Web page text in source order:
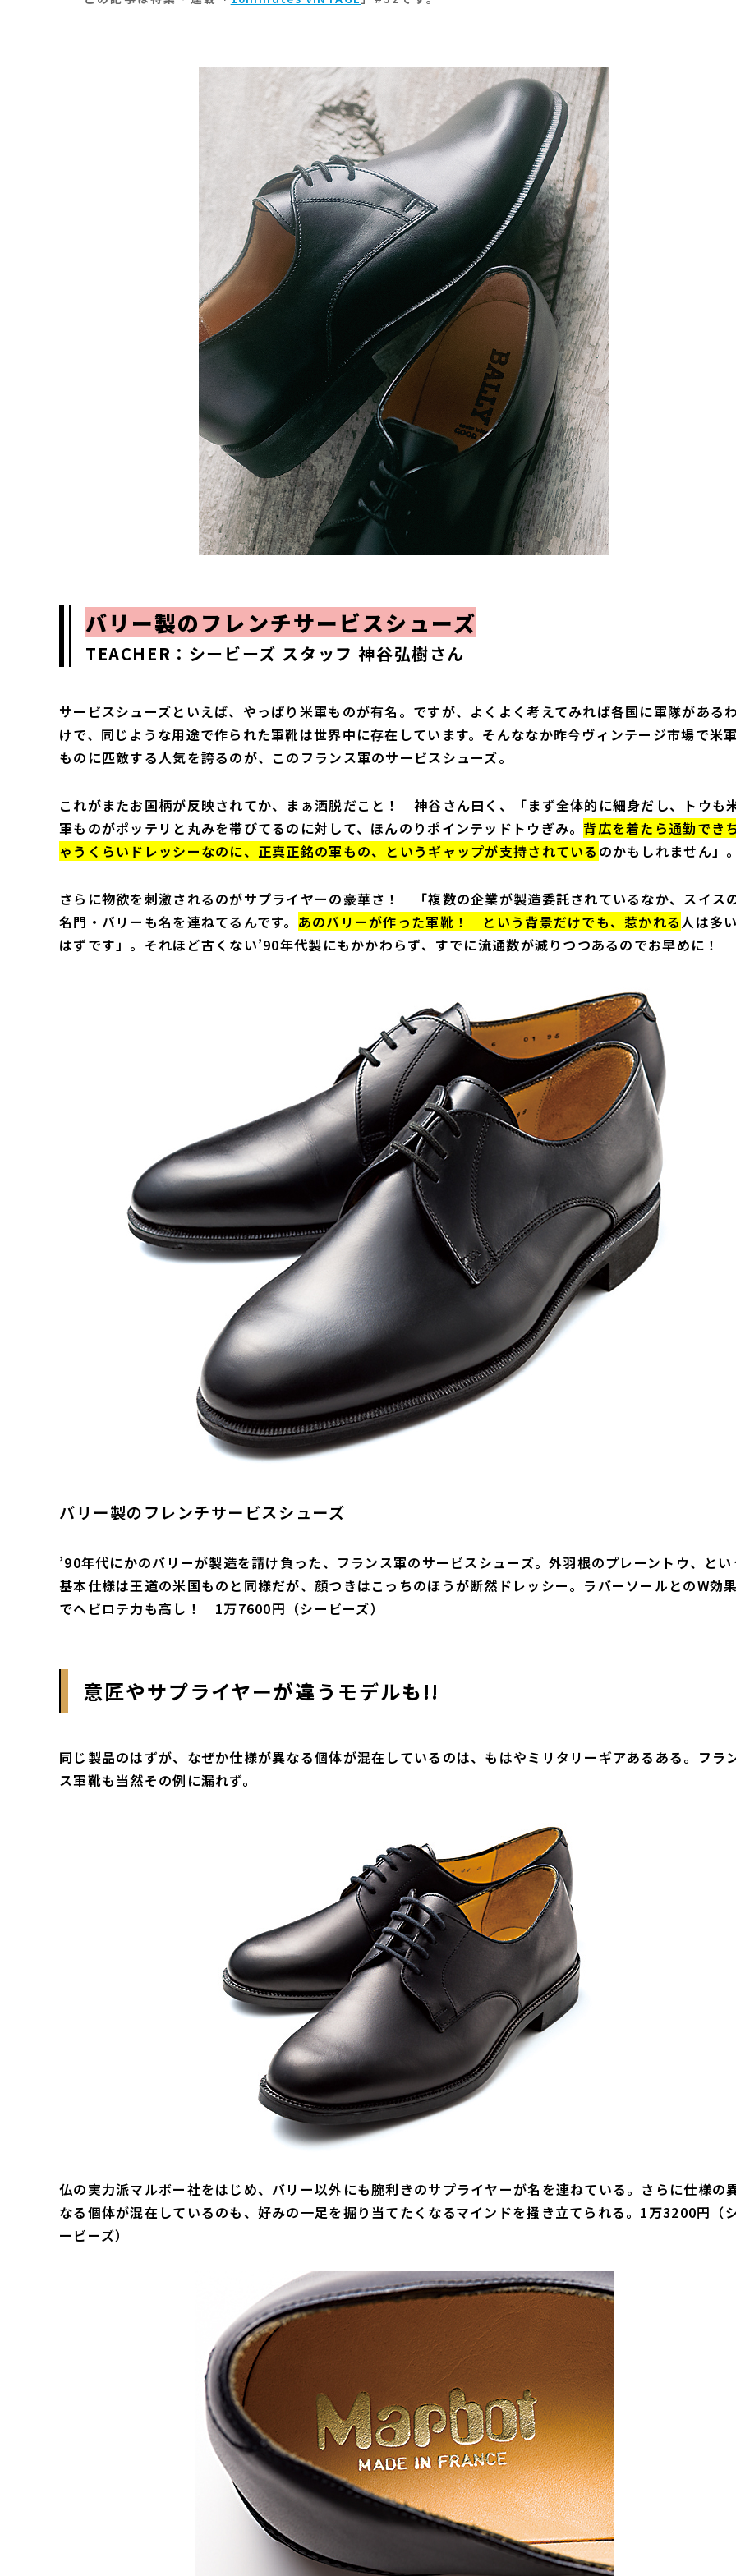
バリー製のフレンチサービスシューズ
TEACHER：シービーズ スタッフ 神谷弘樹さん
サービスシューズといえば、やっぱり米軍ものが有名。ですが、よくよく考えてみれば各国に軍隊があるわ
けで、同じような用途で作られた軍靴は世界中に存在しています。そんななか昨今ヴィンテージ市場で米軍
ものに匹敵する人気を誇るのが、このフランス軍のサービスシューズ。
これがまたお国柄が反映されてか、まぁ洒脱だこと！ 神谷さん曰く、「まず全体的に細身だし、トウも
軍ものがポッテリと丸みを帯びてるのに対して、ほんのりポインテッドトウぎみ。 背広を着たら通勤でき
ゃうくらいドレッシーなのに、正真正銘の軍もの、というギャップが支持されている のかもしれません」。
さらに物欲を刺激されるのがサプライヤーの豪華さ！ 「複数の企業が製造委託されているなか、スイス
名門・バリーも名を連ねてるんです。 あのバリーが作った軍靴！ という背景だけでも、惹かれる人は多い
はずです」。それほど古くない’90年代製にもかかわらず、すでに流通数が減りつつあるのでお早めに！
バリー製のフレンチサービスシューズ
’90年代にかのバリーが製造を請け負った、フランス軍のサービスシューズ。外羽根のプレーントウ、とい
基本仕様は王道の米国ものと同様だが、顔つきはこっちのほうが断然ドレッシー。ラバーソールとのW効果
でヘビロテ力も高し！ 1万7600円（シービーズ）
意匠やサプライヤーが違うモデルも!!
同じ製品のはずが、なぜか仕様が異なる個体が混在しているのは、もはやミリタリーギアあるある。フラ
ス軍靴も当然その例に漏れず。
仏の実力派マルボー社をはじめ、バリー以外にも腕利きのサプライヤーが名を連ねている。さらに仕様の
なる個体が混在しているのも、好みの一足を掘り当てたくなるマインドを掻き立てられる。1万3200円（
ービーズ）